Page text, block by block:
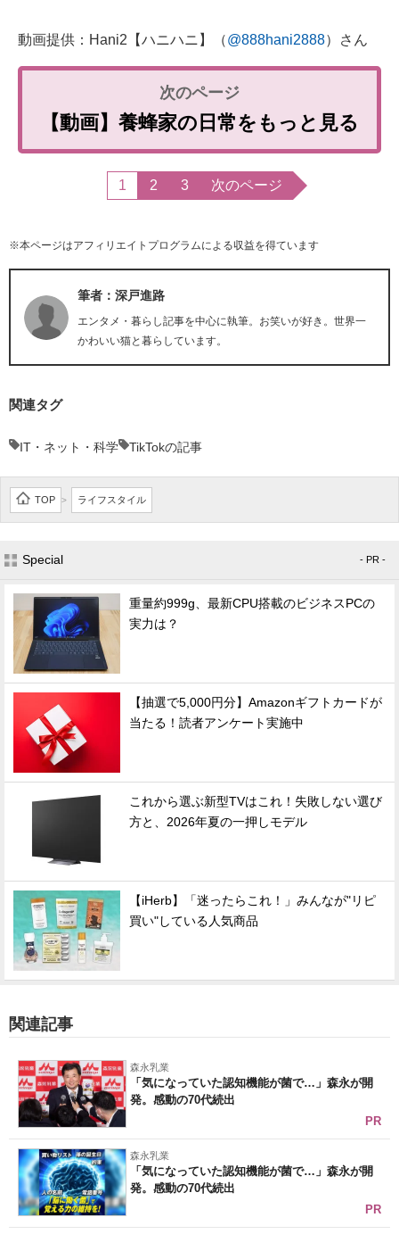
動画提供：Hani2【ハニハニ】（@888hani2888）さん
【動画】養蜂家の日常をもっと見る
1 2 3 次のページ
※本ページはアフィリエイトプログラムによる収益を得ています
筆者：深戸進路
エンタメ・暮らし記事を中心に執筆。お笑いが好き。世界一
かわいい猫と暮らしています。
関連タグ
IT・ネット・科学 TikTokの記事
TOP > ライフスタイル
Special - PR -
重量約999g、最新CPU搭載のビジネスPCの
実力は？
【抽選で5,000円分】Amazonギフトカードが
当たる！読者アンケート実施中
これから選ぶ新型TVはこれ！失敗しない選び
方と、2026年夏の一押しモデル
【iHerb】「迷ったらこれ！」みんなが"リピ
買い"している人気商品
関連記事
森永乳業
「気になっていた認知機能が菌で…」森永が開
発。感動の70代続出
PR
森永乳業
「気になっていた認知機能が菌で…」森永が開
発。感動の70代続出
PR